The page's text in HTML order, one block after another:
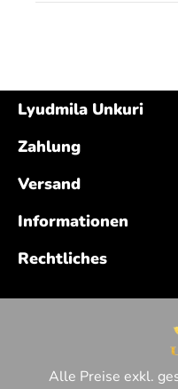
Lyudmila Unkuri
Zahlung
Versand
Informationen
Rechtliches
Alle Preise exkl.